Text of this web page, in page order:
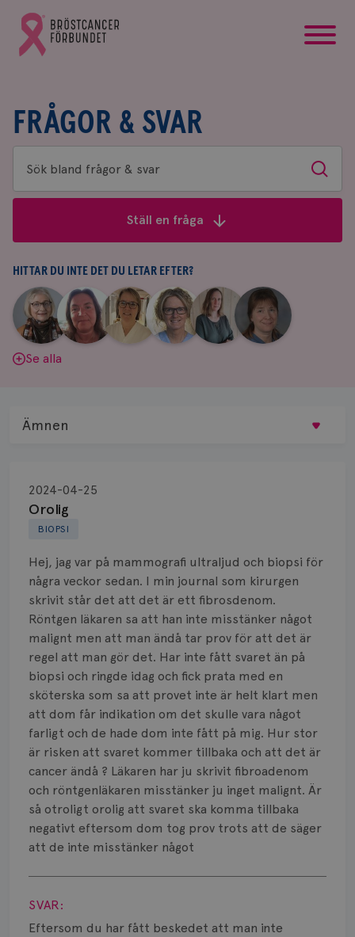
Gå
till
Bröstcancerförbundets
FRÅGOR & SVAR
Sök
bland
&
svar
Sök
Ställ en fråga
HITTAR DU INTE DET DU LETAR EFTER?
Aina
Johnsson
|
Anne
Andersson
Fredrika
Killander
|
Jeanette
Bäcklund
|
Maria
Edegran
|
Yvette
Andersson
Se alla
BIOPSI
Orolig
2024-04-25
Hej, jag var på mammografi ultraljud och biopsi för
några veckor sedan. I min journal som kirurgen
skrivit står det att det är ett fibrosdenom.
Röntgen läkaren sa att han inte misstänker något
malignt men att man ändå tar prov för att det är
regel att man gör det. Har inte fått svaret än på
biopsi och ringde idag och fick prata med en
sköterska som sa att provet inte är helt klart men
att dom får indikation om det skulle vara något
farligt och de hade dom inte fått på mig. Hur stor
är risken att svaret kommer tillbaka och att det är
cancer ändå ? Läkaren har ju skrivit fibroadenom
och röntgenläkaren misstänker ju inget malignt. Är
så otroligt orolig att svaret ska komma tillbaka
negativt eftersom dom tog prov trots att de säger
att de inte misstänker något
Visa svar
SVAR:
Eftersom du har fått beskedet att man inte
Ämnen
Biopsi
Biverkningar
Bröstvårta
Knöl
Läkemedel
Typ av bröstcancer
Smärta
Prognos
Risker
Spridd bröstcancer
Strålning